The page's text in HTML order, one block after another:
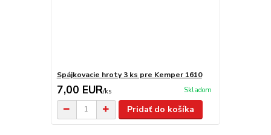
Spájkovacie hroty 3 ks pre Kemper 1610
7,00 EUR/ks Skladom
Pridať do košíka